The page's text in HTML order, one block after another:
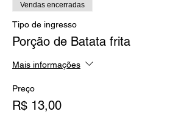
Vendas encerradas
Tipo de ingresso
Porção de Batata frita
Mais informações
Preço
R$ 13,00